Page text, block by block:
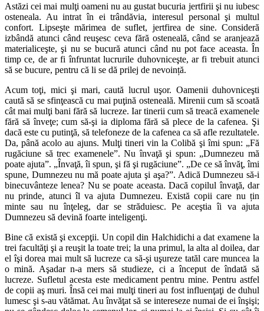
Astăzi cei mai mulţi oameni nu au gustat bucuria jertfirii şi nu iubesc
osteneala. Au intrat în ei trândăvia, interesul personal şi multul
confort. Lipseşte mărimea de suflet, jertfirea de sine. Consideră
izbândă atunci când reuşesc ceva fără osteneală, când se aranjează
materialiceşte, şi nu se bucură atunci când nu pot face aceasta. În
timp ce, de ar fi înfruntat lucrurile duhovniceşte, ar fi trebuit atunci
să se bucure, pentru că li se dă prilej de nevoință.
Acum toţi, mici şi mari, caută lucrul uşor. Oamenii duhovniceşti
caută să se sfinţească cu mai puţină osteneală. Mirenii cum să scoată
cât mai mulţi bani fără să lucreze. Iar tinerii cum să treacă examenele
fără să înveţe; cum să-şi ia diploma fără să plece de la cafenea. Şi
dacă este cu putinţă, să telefoneze de la cafenea ca să afle rezultatele.
Da, până acolo au ajuns. Mulţi tineri vin la Colibă şi îmi spun: „Fă
rugăciune să trec examenele”. Nu învaţă şi spun: „Dumnezeu mă
poate ajuta”. „Învaţă, îi spun, şi fă şi rugăciune”. „De ce să învăţ, îmi
spune, Dumnezeu nu mă poate ajuta şi aşa?”. Adică Dumnezeu să-i
binecuvânteze lenea? Nu se poate aceasta. Dacă copilul învaţă, dar
nu prinde, atunci îl va ajuta Dumnezeu. Există copii care nu țin
minte sau nu înţeleg, dar se străduiesc. Pe aceştia îi va ajuta
Dumnezeu să devină foarte inteligenţi.
Bine că există şi excepţii. Un copil din Halchidichi a dat examene la
trei facultăţi şi a reuşit la toate trei; la una primul, la alta al doilea, dar
el îşi dorea mai mult să lucreze ca să-şi uşureze tatăl care muncea la
o mină. Aşadar n-a mers să studieze, ci a început de îndată să
lucreze. Sufletul acesta este medicament pentru mine. Pentru astfel
de copii aş muri. Însă cei mai mulţi tineri au fost influenţaţi de duhul
lumesc şi s-au vătămat. Au învăţat să se intereseze numai de ei înşişi;